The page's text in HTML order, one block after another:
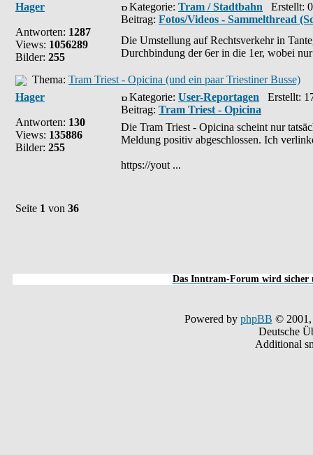
Hager
Antworten: 1287
Views: 1056289
Bilder: 255
Kategorie: Tram / Stadtbahn Erstellt:
Beitrag: Fotos/Videos - Sammelthread
Die Umstellung auf Rechtsverkehr in
Durchbindung der 6er in die 1er, wobei
Thema: Tram Triest - Opicina (und ein paar Triestiner Busse)
Hager
Antworten: 130
Views: 135886
Bilder: 255
Kategorie: User-Reportagen Erstellt:
Beitrag: Tram Triest - Opicina
Die Tram Triest - Opicina scheint nur
Meldung positiv abgeschlossen. Ich
https://yout ...
Seite 1 von 36
Das Inntram-Forum wird sicher
Powered by phpBB © 2001,
Deutsche
Additional